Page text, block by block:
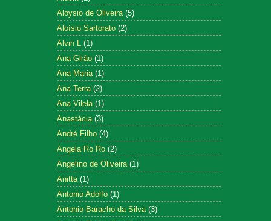
Aloysio de Oliveira (5)
Aloísio Sartorato (2)
Alvin L (1)
Ana Girão (1)
Ana Maria (1)
Ana Terra (2)
Ana Vilela (1)
Anastácia (3)
André Filho (4)
Angela Ro Ro (2)
Angelino de Oliveira (1)
Anitta (1)
Antonio Adolfo (1)
Antonio Baracho da Silva (3)